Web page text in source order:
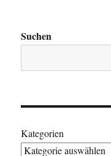
Suchen
Kategorien